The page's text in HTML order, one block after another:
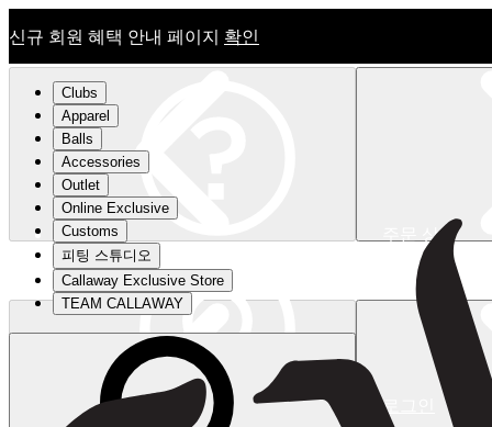
신규 회원 혜택 안내 페이지 확인
신규 회원 혜택 안내 페이지확인
주문 상태
로그인
Clubs
Apparel
Balls
Accessories
Outlet
Online Exclusive
Customs
피팅 스튜디오
Callaway Exclusive Store
TEAM CALLAWAY